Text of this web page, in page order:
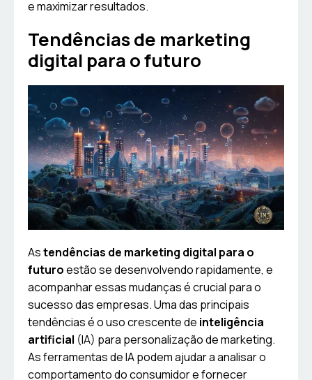
e maximizar resultados.
Tendências de marketing
digital para o futuro
Astendências de marketing digital para o
futuroestão se desenvolvendo rapidamente, e
acompanhar essas mudanças é crucial para o
sucesso das empresas. Uma das principais
tendências é o uso crescente de inteligência
artificial (IA) para personalização de marketing.
As ferramentas de IA podem ajudar a analisar o
comportamento do consumidor e fornecer